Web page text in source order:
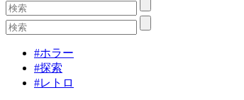
#ホラー
#探索
#レトロ